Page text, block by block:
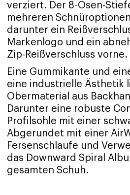
verziert. Der 8-Ösen-
mehreren
darunter ein
Markenlogo und ein
Zip-Reißverschluss vorne.
Eine Gummikante und
eine industrielle Ästhetik
Obermaterial aus
Darunter eine robuste
Profilsohle mit einer
Abgerundet mit einer
Fersenschlaufe und
das Downward Spiral
gesamten Schuh.